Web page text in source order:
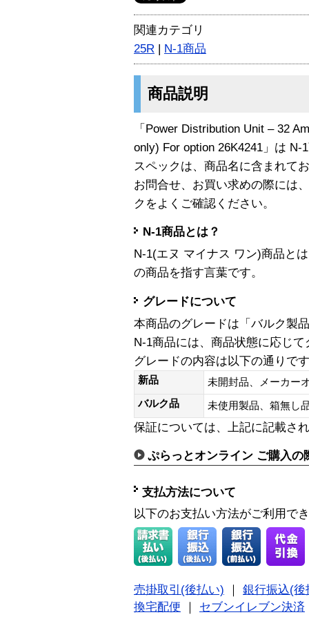
関連カテゴリ
25R | N-1商品
商品説明
「Power Distribution Unit – 32
only) For option 26K4241」は N-
スペックは、商品名に含まれて
お問合せ、お買い求めの際には
クをよくご確認ください。
N-1商品とは？
N-1(エヌ マイナス ワン)商品と
の商品を指す言葉です。
グレードについて
本商品のグレードは「バルク製
N-1商品には、商品状態に応じ
グレードの内容は以下の通りで
新品
未開封品、メーカー
バルク品
未使用製品、箱無
保証については、上記に記載さ
ぷらっとオンライン ご購入の
支払方法について
以下のお支払い方法がご利用で
売掛取引(後払い)
銀行振込(後
換宅配便
セブンイレブン決済